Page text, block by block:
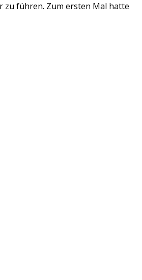
zu führen. Zum ersten Mal hatte